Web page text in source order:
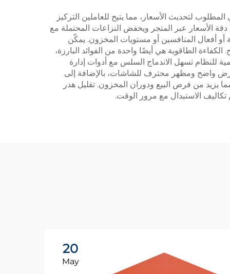
لتحديث الأسعار، مما يتيح للعاملين التركيز
الأسعار عبر المتجر ويخفض النزاعات المحتملة مع
أو أفعال المنافسين أو مستويات المخزون. يمكّن
الطاقوية هي أيضًا واحدة من الفوائد البارزة،
للنظام تسهل الاندماج السلس مع أدوات إدارة
عرض واضح ومظهر محترف للشاشات، بالإضافة إلى
يزيد من فرص البيع ودوران المخزون. تقليل هدر
تكاليف الاستبدال مع مرور الوقت.
20
May